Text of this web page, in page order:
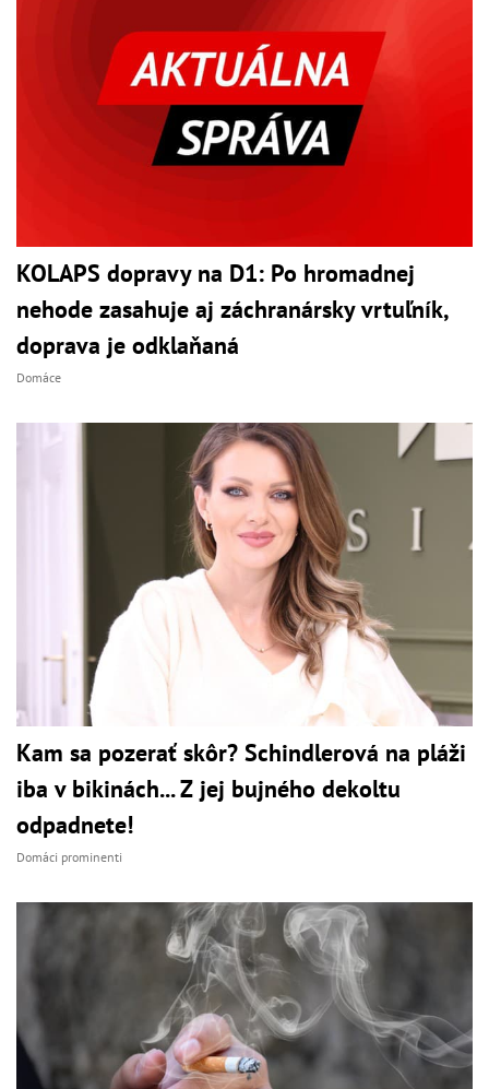
KOLAPS dopravy na D1: Po hromadnej
nehode zasahuje aj záchranársky vrtuľník,
doprava je odklaňaná
Domáce
Kam sa pozerať skôr? Schindlerová na pláži
iba v bikinách... Z jej bujného dekoltu
odpadnete!
Domáci prominenti